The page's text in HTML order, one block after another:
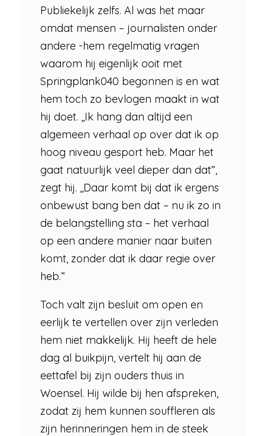
Publiekelijk zelfs. Al was het maar
omdat mensen – journalisten onder
andere -hem regelmatig vragen
waarom hij eigenlijk ooit met
Springplank040 begonnen is en wat
hem toch zo bevlogen maakt in wat
hij doet. ,,Ik hang dan altijd een
algemeen verhaal op over dat ik op
hoog niveau gesport heb. Maar het
gaat natuurlijk veel dieper dan dat”,
zegt hij. ,,Daar komt bij dat ik ergens
onbewust bang ben dat – nu ik zo in
de belangstelling sta – het verhaal
op een andere manier naar buiten
komt, zonder dat ik daar regie over
heb.”
Toch valt zijn besluit om open en
eerlijk te vertellen over zijn verleden
hem niet makkelijk. Hij heeft de hele
dag al buikpijn, vertelt hij aan de
eettafel bij zijn ouders thuis in
Woensel. Hij wilde bij hen afspreken,
zodat zij hem kunnen souffleren als
zijn herinneringen hem in de steek